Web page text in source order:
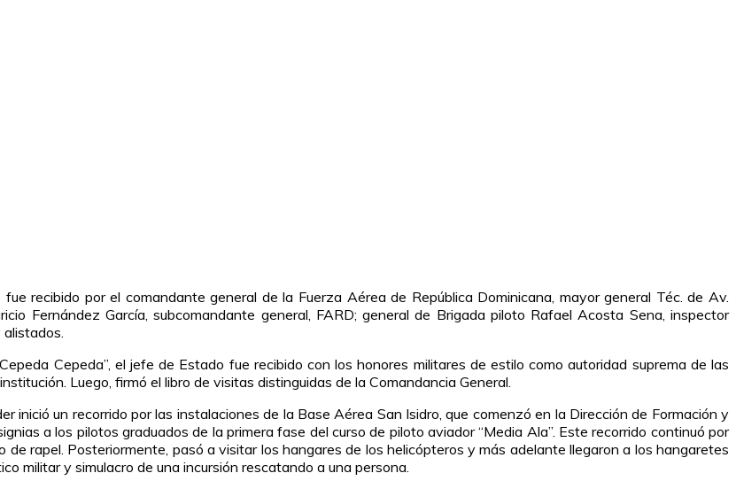
recibido por el comandante general de la Fuerza Aérea de República Dominicana, mayor general Téc. de Av.
Fernández García, subcomandante general, FARD; general de Brigada piloto Rafael Acosta Sena, inspector
Cepeda”, el jefe de Estado fue recibido con los honores militares de estilo como autoridad suprema de las
Luego, firmó el libro de visitas distinguidas de la Comandancia General.
inició un recorrido por las instalaciones de la Base Aérea San Isidro, que comenzó en la Dirección de Formación y
a los pilotos graduados de la primera fase del curso de piloto aviador “Media Ala”. Este recorrido continuó por
rapel. Posteriormente, pasó a visitar los hangares de los helicópteros y más adelante llegaron a los hangaretes
militar y simulacro de una incursión rescatando a una persona.